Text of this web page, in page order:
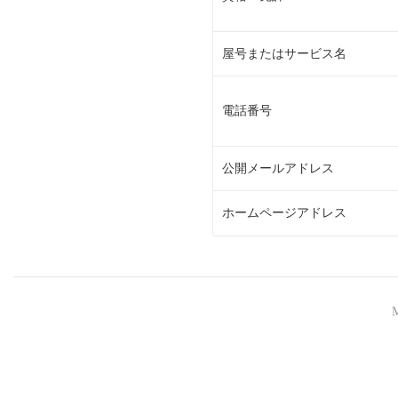
屋号またはサービス名
電話番号
公開メールアドレス
ホームページアドレス